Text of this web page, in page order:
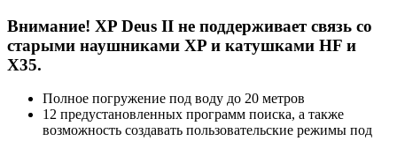
Внимание! XP Deus II не поддерживает связь со
старыми наушниками XP и катушками HF и
X35.
Полное погружение под воду до 20 метров
12 предустановленных программ поиска, а также
возможность создавать пользовательские режимы под